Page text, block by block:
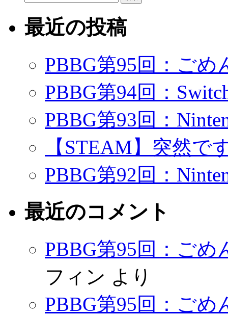
最近の投稿
PBBG第95回：ご
PBBG第94回：
PBBG第93回：
【STEAM】突然で
PBBG第92回：
最近のコメント
PBBG第95回：ご
フィン より
PBBG第95回：ご